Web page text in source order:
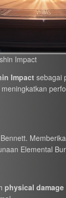
Impact
Impactsebagai
Elemental
physical damage